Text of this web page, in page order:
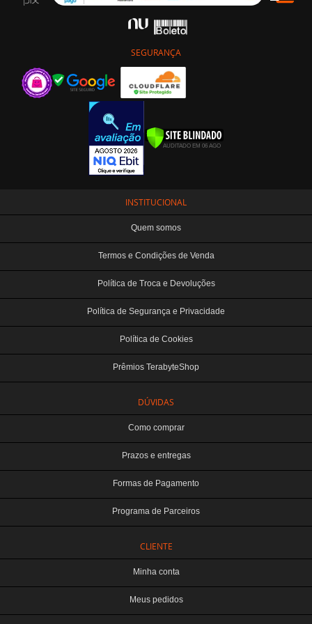
SEGURANÇA
INSTITUCIONAL
Quem somos
Termos e Condições de Venda
Política de Troca e Devoluções
Política de Segurança e Privacidade
Política de Cookies
Prêmios TerabyteShop
DÚVIDAS
Como comprar
Prazos e entregas
Formas de Pagamento
Programa de Parceiros
CLIENTE
Minha conta
Meus pedidos